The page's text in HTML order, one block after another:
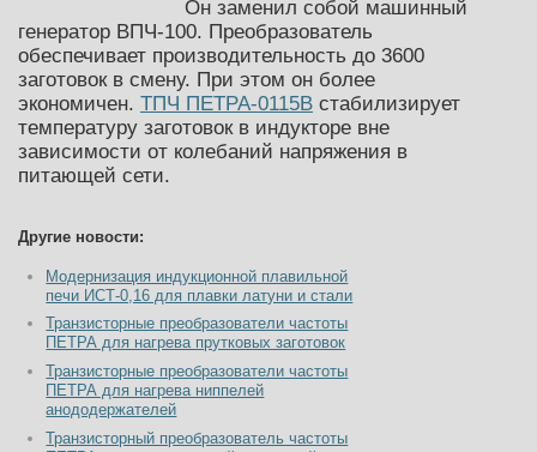
Он заменил собой машинный
генератор ВПЧ-100. Преобразователь
обеспечивает производительность до 3600
заготовок в смену. При этом он более
экономичен. ТПЧ ПЕТРА-0115В стабилизирует
температуру заготовок в индукторе вне
зависимости от колебаний напряжения в
питающей сети.
Другие новости:
Модернизация индукционной плавильной
печи ИСТ-0,16 для плавки латуни и стали
Транзисторные преобразователи частоты
ПЕТРА для нагрева прутковых заготовок
Транзисторные преобразователи частоты
ПЕТРА для нагрева ниппелей
анододержателей
Транзисторный преобразователь частоты